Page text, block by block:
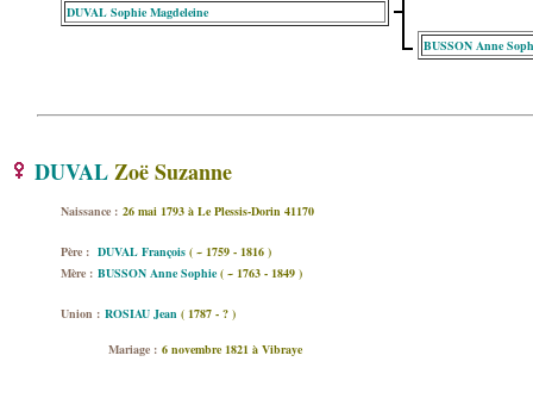
DUVAL Sophie Magdeleine
BUSSON Anne
DUVALZoë Suzanne
Naissance : 26 mai 1793 à Le Plessis-Dorin 41170
Père : DUVAL François ( ~ 1759 - 1816 )
Mère : BUSSON Anne Sophie ( ~ 1763 - 1849 )
Union : ROSIAU Jean ( 1787 - ? )
Mariage : 6 novembre 1821 à Vibraye